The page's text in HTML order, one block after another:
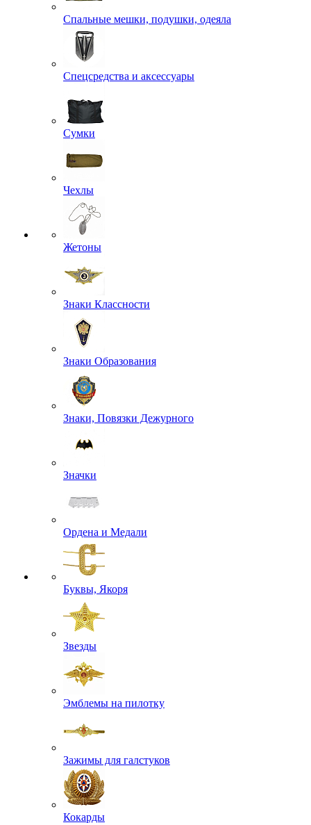
Спальные мешки, подушки, одеяла
Спецсредства и аксессуары
Сумки
Чехлы
Жетоны
Знаки Классности
Знаки Образования
Знаки, Повязки Дежурного
Значки
Ордена и Медали
Буквы, Якоря
Звезды
Эмблемы на пилотку
Зажимы для галстуков
Кокарды